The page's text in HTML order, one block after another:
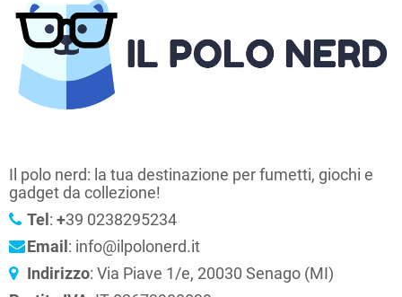
Il polo nerd: la tua destinazione per fumetti, giochi e
gadget da collezione!
Tel : +39 0238295234
Email : info@ilpolonerd.it
Indirizzo: Via Piave 1/e, 20030 Senago (MI)